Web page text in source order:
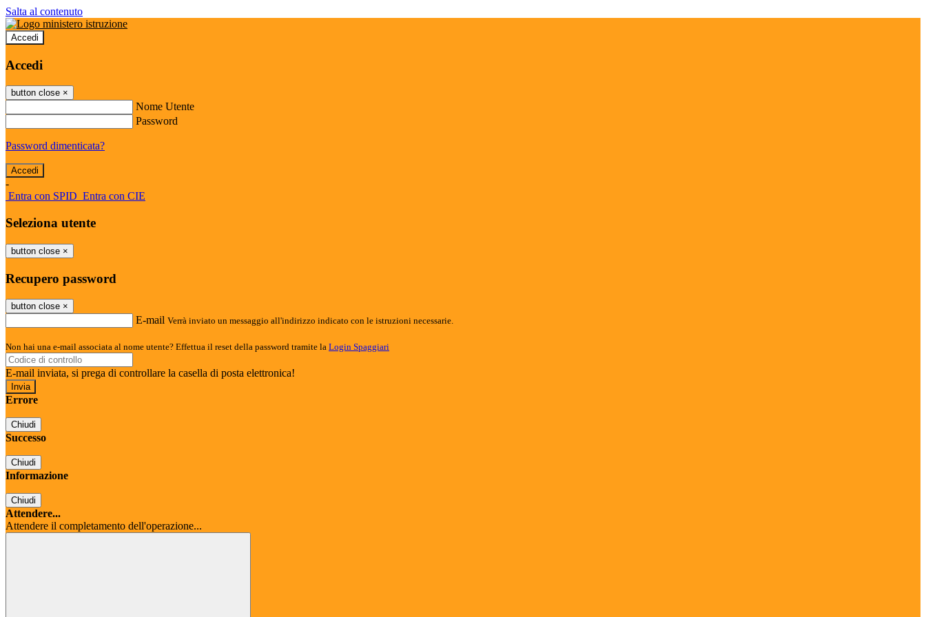
Salta al contenuto
Accedi
Accedi
button close ×
Nome Utente
Password
Password dimenticata?
-
Entra con SPID Entra con CIE
Seleziona utente
button close ×
Recupero password
button close ×
E-mail Verrà inviato un messaggio all'indirizzo indicato con le istruzioni necessarie.
Non hai una e-mail associata al nome utente? Effettua il reset della password tramite la Login Spaggiari
E-mail inviata, si prega di controllare la casella di posta elettronica!
Errore
Chiudi
Successo
Chiudi
Informazione
Chiudi
Attendere...
Attendere il completamento dell'operazione...